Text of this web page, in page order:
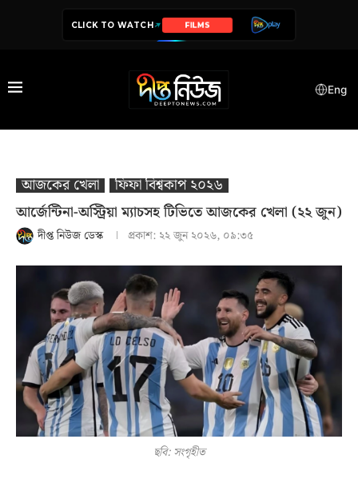
CLICK TO WATCH SERIES
Eng
আজকের খেলা
ফিফা বিশ্বকাপ ২০২৬
আর্জেন্টিনা-অস্ট্রিয়া ম্যাচসহ টিভিতে আজকের খেলা (২২ জুন)
দীপ্ত নিউজ ডেস্ক প্রকাশ: ২২ জুন ২০২৬, ০৯:৩৫
ছবি: সংগৃহীত